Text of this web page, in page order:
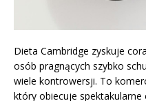
Dieta Cambridge zyskuje
osób pragnących szybko
wiele kontrowersji. To
który obiecuje